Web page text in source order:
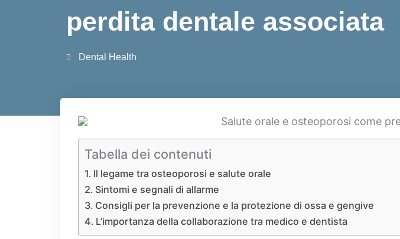
perdita dentale associata
Dental Health
Tabella dei contenuti
Il legame tra osteoporosi e salute orale
Sintomi e segnali di allarme
Consigli per la prevenzione e la protezione di ossa e gengive
L’importanza della collaborazione tra medico e dentista